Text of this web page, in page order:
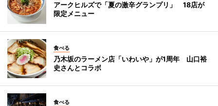
アークヒルズで「夏の激辛グランプリ」 18店が
限定メニュー
食べる
乃木坂のラーメン店「いわいや」が1周年 山口裕
史さんとコラボ
食べる